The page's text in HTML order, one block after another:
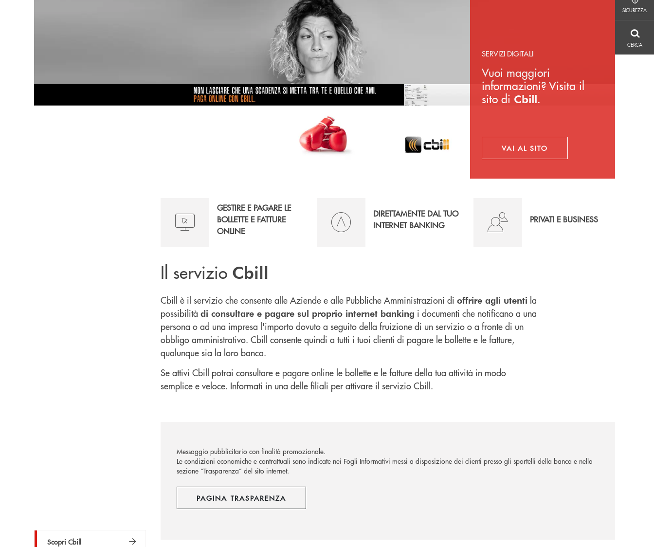
SICUREZZA
CERCA
SERVIZI DIGITALI
Vuoi maggiori
informazioni? Visita il
sito di Cbill.
VAI AL SITOAPRE UNA NUOVA FINESTRA
Scopri Cbill
GESTIRE E PAGARE LE
BOLLETTE E FATTURE
ONLINE
DIRETTAMENTE DAL TUO
INTERNET BANKING
PRIVATI E BUSINESS
Il servizio Cbill
Cbill è il servizio che consente alle Aziende e alle Pubbliche Amministrazioni di offrire agli utenti la
possibilità di consultare e pagare sul proprio internet banking i documenti che notificano a una
persona o ad una impresa l'importo dovuto a seguito della fruizione di un servizio o a fronte di un
obbligo amministrativo. Cbill consente quindi a tutti i tuoi clienti di pagare le bollette e le fatture,
qualunque sia la loro banca.
Se attivi Cbill potrai consultare e pagare online le bollette e le fatture della tua attività in modo
semplice e veloce. Informati in una delle filiali per attivare il servizio Cbill.
Messaggio pubblicitario con finalità promozionale.
Le condizioni economiche e contrattuali sono indicate nei Fogli Informativi messi a disposizione dei clienti presso gli sportelli della banca e nella
sezione “Trasparenza” del sito internet.
PAGINA TRASPARENZA